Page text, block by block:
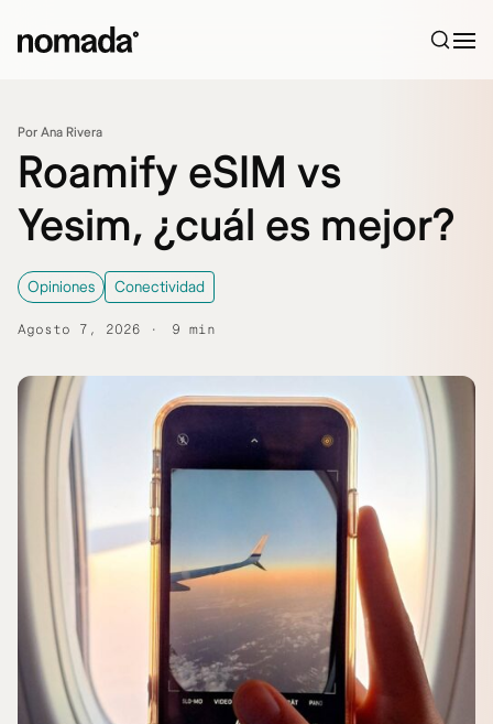
Por Ana Rivera
Roamify eSIM vs
Yesim, ¿cuál es mejor?
Opiniones Conectividad
Agosto 7, 2026 9 min